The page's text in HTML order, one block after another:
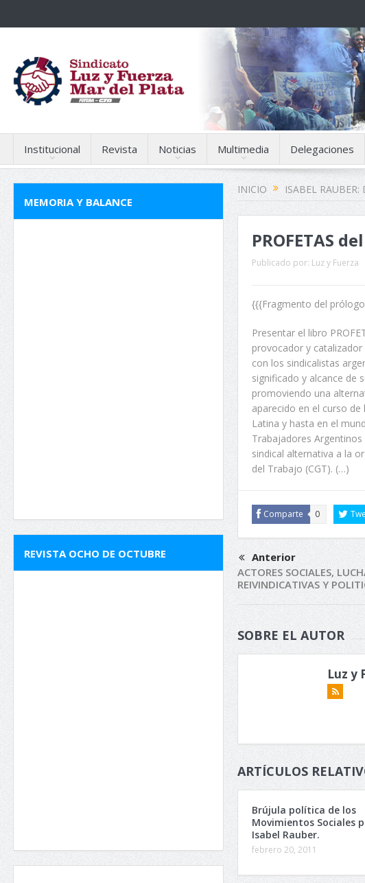
Institucional Revista Noticias Multimedia Delegaciones
INICIO ISABEL RAUBER:
PROFETAS
Publicado por: Luz y Fuerza
{{{Fragmento del
Presentar el libro
provocador y
con los sindicalistas
significado y alcance de
promoviendo una
aparecido en el curso
Latina y hasta en el
Trabajadores
sindical alternativa a la
del Trabajo (CGT). (…)
Comparte 0
Anterior
ACTORES SOCIALES,
REIVINDICATIVAS Y
SOBRE EL AUTOR
Luz y
ARTÍCULOS
Brújula política de los
Movimientos Sociales
Isabel Rauber.
febrero 20, 2011
MEMORIA Y BALANCE
REVISTA OCHO DE OCTUBRE